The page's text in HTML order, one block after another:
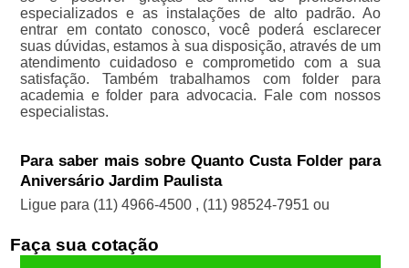
especializados e as instalações de alto padrão. Ao
entrar em contato conosco, você poderá esclarecer
suas dúvidas, estamos à sua disposição, através de um
atendimento cuidadoso e comprometido com a sua
satisfação. Também trabalhamos com folder para
academia e folder para advocacia. Fale com nossos
especialistas.
Para saber mais sobre Quanto Custa Folder para
Aniversário Jardim Paulista
Ligue para (11) 4966-4500 , (11) 98524-7951 ou
Faça sua cotação